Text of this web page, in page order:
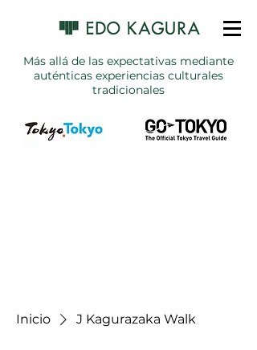
Más allá de las expectativas mediante
auténticas experiencias culturales
tradicionales
Inicio J Kagurazaka Walk